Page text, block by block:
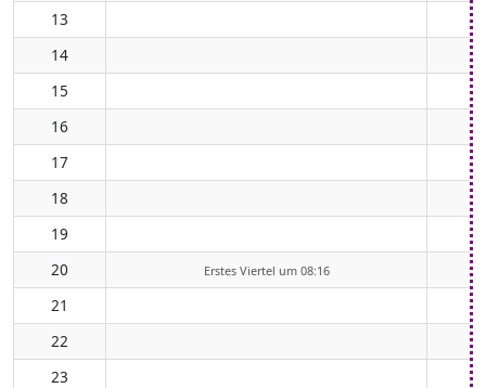
13
14
15
16
17
18
19
20
Erstes Viertel um 08:16
21
22
23